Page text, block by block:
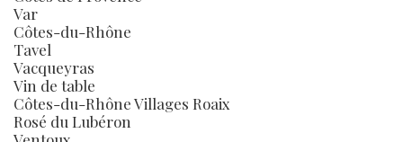
Var
Côtes-du-Rhône
Tavel
Vacqueyras
Vin de table
Côtes-du-Rhône Villages Roaix
Rosé du Lubéron